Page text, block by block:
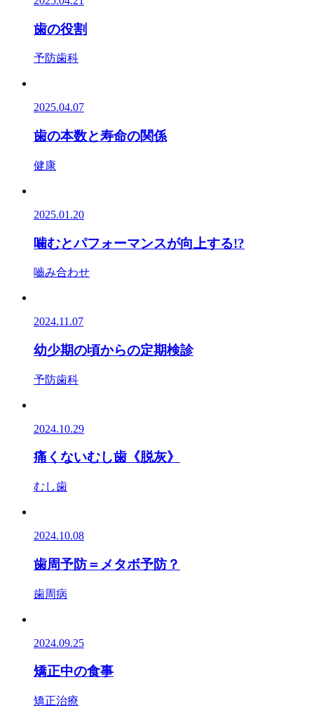
歯の役割
予防歯科
2025.04.07
歯の本数と寿命の関係
健康
2025.01.20
噛むとパフォーマンスが向上する!?
嚙み合わせ
2024.11.07
幼少期の頃からの定期検診
予防歯科
2024.10.29
痛くないむし歯《脱灰》
むし歯
2024.10.08
歯周予防＝メタボ予防？
歯周病
2024.09.25
矯正中の食事
矯正治療